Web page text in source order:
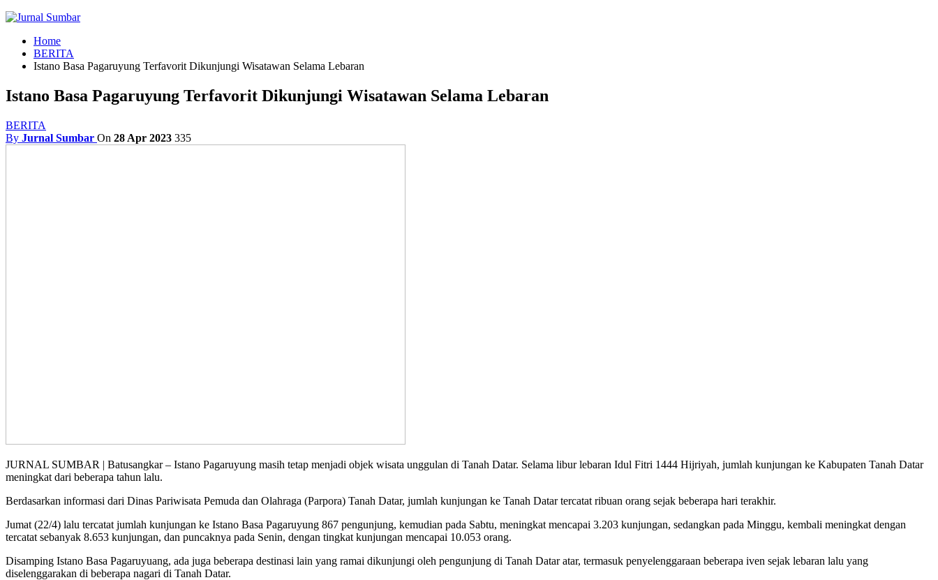
Home
BERITA
Istano Basa Pagaruyung Terfavorit Dikunjungi Wisatawan Selama Lebaran
Istano Basa Pagaruyung Terfavorit Dikunjungi Wisatawan Selama Lebaran
BERITA
By Jurnal Sumbar On 28 Apr 2023 335
JURNAL SUMBAR | Batusangkar – Istano Pagaruyung masih tetap menjadi objek wisata unggulan di Tanah Datar. Selama libur lebaran Idul Fitri 1444 Hijriyah, jumlah kunjungan ke Kabupaten Tanah Datar
meningkat dari beberapa tahun lalu.
Berdasarkan informasi dari Dinas Pariwisata Pemuda dan Olahraga (Parpora) Tanah Datar, jumlah kunjungan ke Tanah Datar tercatat ribuan orang sejak beberapa hari terakhir.
Jumat (22/4) lalu tercatat jumlah kunjungan ke Istano Basa Pagaruyung 867 pengunjung, kemudian pada Sabtu, meningkat mencapai 3.203 kunjungan, sedangkan pada Minggu, kembali meningkat dengan
tercatat sebanyak 8.653 kunjungan, dan puncaknya pada Senin, dengan tingkat kunjungan mencapai 10.053 orang.
Disamping Istano Basa Pagaruyuang, ada juga beberapa destinasi lain yang ramai dikunjungi oleh pengunjung di Tanah Datar atar, termasuk penyelenggaraan beberapa iven sejak lebaran lalu yang
diselenggarakan di beberapa nagari di Tanah Datar.